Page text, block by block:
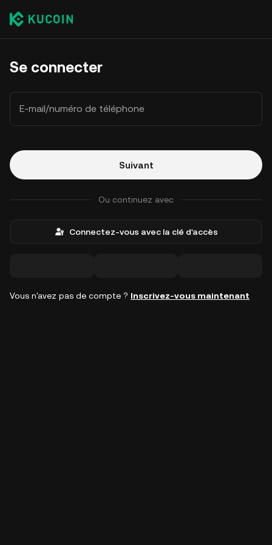
Se connecter
E-mail/numéro de téléphone
Suivant
Ou continuez avec
Connectez-vous avec la clé d'accès
Vous n'avez pas de compte ? Inscrivez-vous maintenant